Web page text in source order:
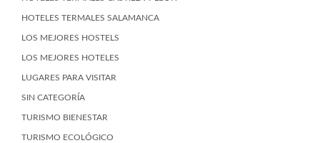
HOTELES TERMALES SALAMANCA
LOS MEJORES HOSTELS
LOS MEJORES HOTELES
LUGARES PARA VISITAR
SIN CATEGORÍA
TURISMO BIENESTAR
TURISMO ECOLÓGICO